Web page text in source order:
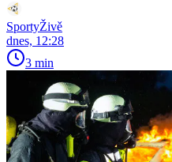
SportyŽivě
dnes, 12:28
3 min